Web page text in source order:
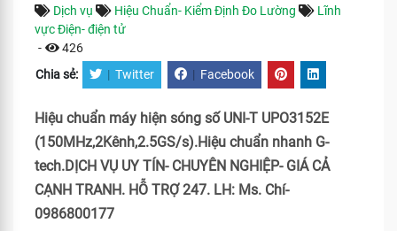
Dịch vụ Hiệu Chuẩn- Kiểm Định Đo Lường
Lĩnh
vực Điện- điện tử
-
426
Chia sẻ: | Twitter | Facebook
Hiệu chuẩn máy hiện sóng số UNI-T UPO3152E
(150MHz,2Kênh,2.5GS/s).Hiệu chuẩn nhanh G-
tech.DỊCH VỤ UY TÍN- CHUYÊN NGHIỆP- GIÁ CẢ
CẠNH TRANH. HỖ TRỢ 247. LH: Ms. Chí-
0986800177